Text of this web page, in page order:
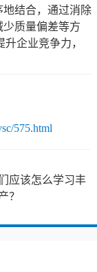
结合，通过消除
质量偏差等方
企业竞争力，
575.html
应该怎么学习丰
？